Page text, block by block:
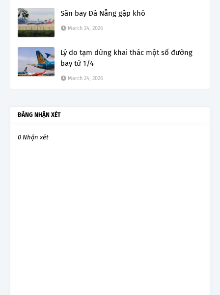
Sân bay Đà Nẵng gặp khó
March 24, 2026
Lý do tạm dừng khai thác một số đường
bay từ 1/4
March 24, 2026
ĐĂNG NHẬN XÉT
0 Nhận xét